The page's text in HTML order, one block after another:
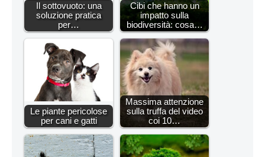
Il sottovuoto: una
soluzione pratica
per…
Cibi che hanno un
impatto sulla
biodiversità: cosa…
Le piante pericolose
per cani e gatti
Massima attenzione
sulla truffa del video
coi 10…